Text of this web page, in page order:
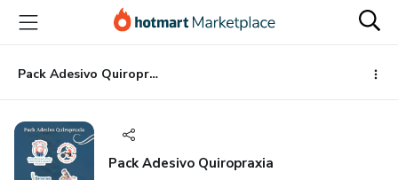
para
conteúdo
principal
para
pagamento
para
rodapé
Pack Adesivo Quiropraxia
Pack Adesivo Quiropraxia